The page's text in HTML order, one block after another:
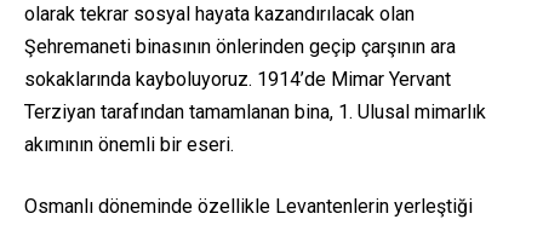
olarak tekrar sosyal hayata kazandırılacak olan
Şehremaneti binasının önlerinden geçip çarşının ara
sokaklarında kayboluyoruz. 1914’de Mimar Yervant
Terziyan tarafından tamamlanan bina, 1. Ulusal mimarlık
akımının önemli bir eseri.
Osmanlı döneminde özellikle Levantenlerin yerleştiği